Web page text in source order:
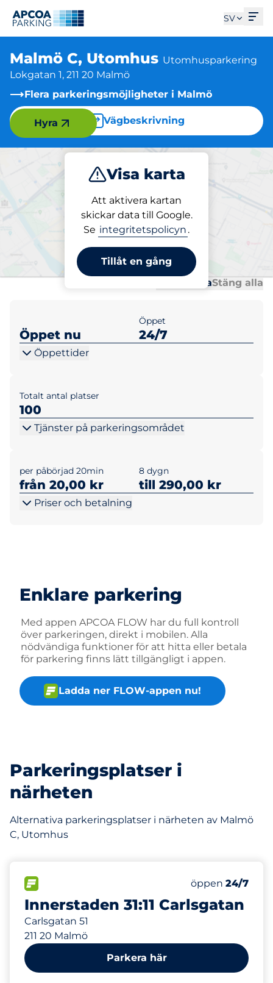
SV
Malmö C, Utomhus Utomhusparkering
Lokgatan 1, 211 20 Malmö
Flera parkeringsmöjligheter i Malmö
Vägbeskrivning
Visa karta
Att aktivera kartan
skickar data till Google.
Se integritetspolicyn .
Tillåt en gång
Hyra
Parkera
Parkering på plats
Malmö C, Utomhus
Öppna allaStäng alla
Öppet nu
Öppet
24/7
Öppettider
Totalt antal platser
100
Tjänster på parkeringsområdet
per påbörjad 20min
från 20,00 kr
8 dygn
till 290,00 kr
Priser och betalning
Enklare parkering
Med appen APCOA FLOW har du full kontroll
över parkeringen, direkt i mobilen. Alla
nödvändiga funktioner för att hitta eller betala
för parkering finns lätt tillgängligt i appen.
Ladda ner FLOW-appen nu!
Parkeringsplatser i
närheten
Alternativa parkeringsplatser i närheten av Malmö
C, Utomhus
Innerstaden 31:11 Carlsgatan
Carlsgatan 51
211 20 Malmö
Antal
Totalt antal
Måndag
öppen 24/7
Parkera här